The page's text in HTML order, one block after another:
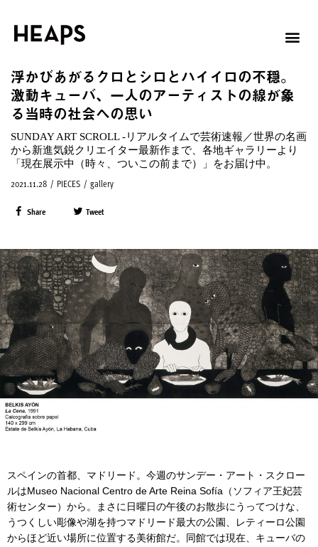
浮かびあがるクロとシロとハイイロの不穏。
激動キューバ、一人のアーティストの線が象
る当時の社会への思い
SUNDAY ART SCROLL -リアルタイムで芸術速報／世界の名画
から新進気鋭クリエイター最新作まで、各地ギャラリーより
「現在展示中（時々、ついこの前まで）」をお届け中。
2021.11.28 / PIECES / gallery
Share Tweet
スペインの首都、マドリード。今週のサンデー・アート・スクロー
ルはMuseo Nacional Centro de Arte Reina Sofía（ソフィア王妃芸
術センター）から。まさに日曜日の午後のお散歩にうってつけな、
うつくしい彫像や湖を持つマドリード最大の公園、レティーロ公園
からほど近い場所に位置する美術館だ。同館では現在、キューバの